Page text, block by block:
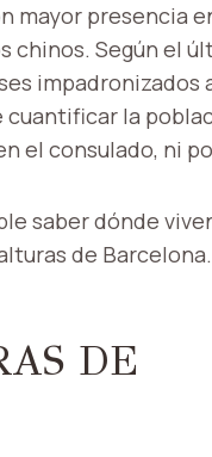
presencia
chinos. Según el
impadronizados
cuantificar la
el consulado, ni
saber dónde
de Barcelona.
DE